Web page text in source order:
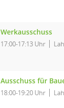
Werkausschuss
17:00-17:13 Uhr
Ausschuss für
18:00-19:20 Uhr